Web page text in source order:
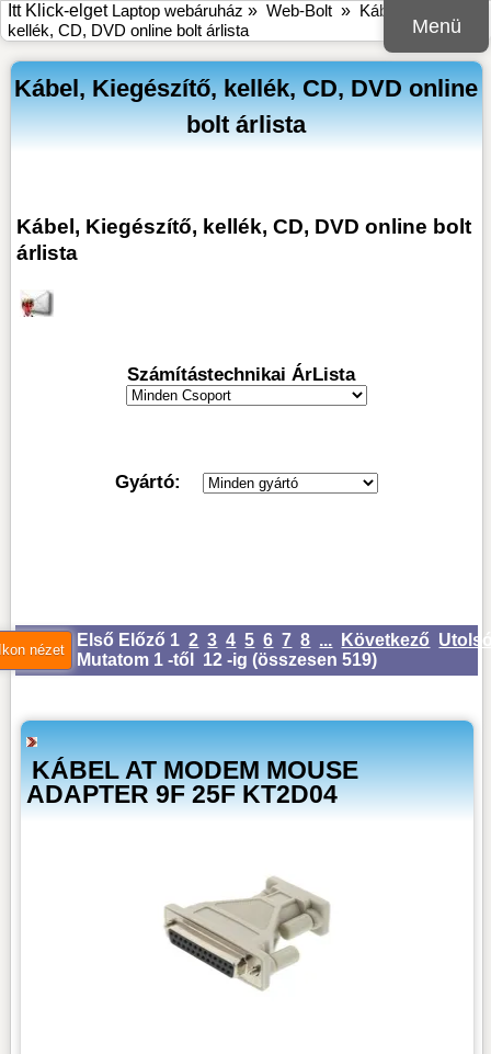
Menü
Itt Klick-elget Laptop webáruház » Web-Bolt » Kábel, Kiegészítő,
kellék, CD, DVD online bolt árlista
Kábel, Kiegészítő, kellék, CD, DVD online
bolt árlista
Kábel, Kiegészítő, kellék, CD, DVD online bolt
árlista
Számítástechnikai ÁrLista
Gyártó:
Első Előző 1 2 3 4 5 6 7 8 ... Következő
Mutatom 1 -től 12 -ig (összesen 519)
KÁBEL AT MODEM MOUSE
ADAPTER 9F 25F KT2D04